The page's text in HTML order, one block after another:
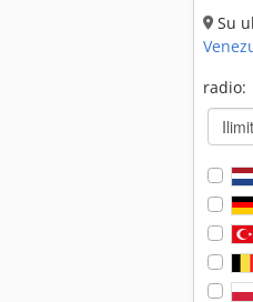
Su
radio:
Caterpillar